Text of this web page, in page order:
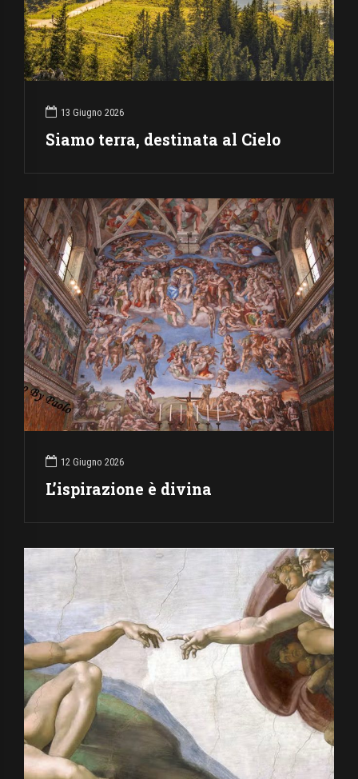
13 Giugno 2026
Siamo terra, destinata al Cielo
12 Giugno 2026
L’ispirazione è divina